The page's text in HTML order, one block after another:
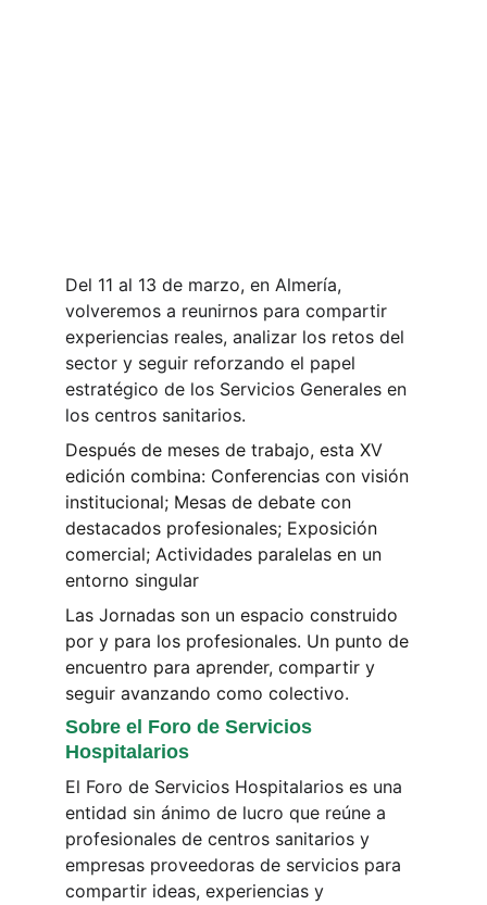
Del 11 al 13 de marzo, en Almería,
volveremos a reunirnos para compartir
experiencias reales, analizar los retos del
sector y seguir reforzando el papel
estratégico de los Servicios Generales en
los centros sanitarios.
Después de meses de trabajo, esta XV
edición combina: Conferencias con visión
institucional; Mesas de debate con
destacados profesionales; Exposición
comercial; Actividades paralelas en un
entorno singular
Las Jornadas son un espacio construido
por y para los profesionales. Un punto de
encuentro para aprender, compartir y
seguir avanzando como colectivo.
Sobre el Foro de Servicios
Hospitalarios
El Foro de Servicios Hospitalarios es una
entidad sin ánimo de lucro que reúne a
profesionales de centros sanitarios y
empresas proveedoras de servicios para
compartir ideas, experiencias y